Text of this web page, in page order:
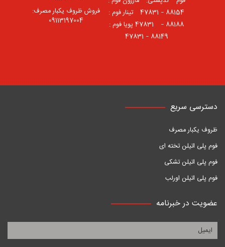
88154 – 47831 ⠀تینار فوم :
88188 – 47831⠀ پویا فوم :
88149 – 47831
فروش ظروف یکبار مصرف:
09113197004
دسترسی سریع
ظروف یکبار مصرف
فوم پلی اتیلن تخته ای
فوم پلی اتیلن تشکی
فوم پلی اتیلن اورلب
عضویت در خبرنامه